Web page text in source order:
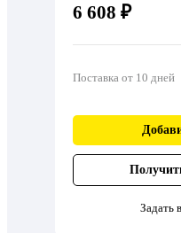
6 608 ₽
Поставка от 10 дней
Задать